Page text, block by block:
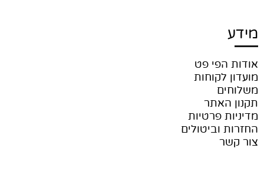
מידע
אודות הפי פט
מועדון לקוחות
משלוחים
תקנון האתר
מדיניות פרטיות
החזרות וביטולים
צור קשר